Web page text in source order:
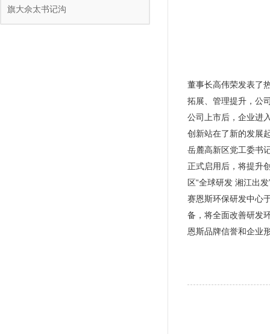
旗大佘太书记沟
董事长高伟荣发表了
拓展、管理提升，公
公司上市后，企业进
创新站在了新的发展
岳麓高新区党工委书
正式启用后，将提升
区“全球研发 湘江出
赛恩斯环保研发中心
备，将全面改善研发
恩斯品牌信誉和企业